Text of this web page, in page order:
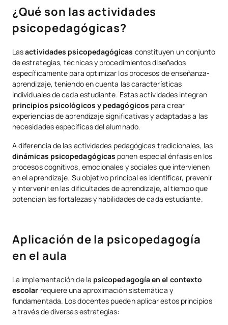
Juegos psicopedagógicos: aprendizaje lúdico
Recursos psicopedagógicos fundamentales
Implementación práctica: ejemplos concretos
Tu futuro profesional comienza con la especialización adecuada
¿Por qué especializarte en psicopedagogía?
El Máster en Psicopedagogía de la UAX: Tu puerta de entrada a la
excelencia profesional
¿Qué son las actividades
psicopedagógicas?
Lasactividades psicopedagógicas constituyen un conjunto
de estrategias, técnicas y procedimientos diseñados
específicamente para optimizar los procesos de enseñanza-
aprendizaje, teniendo en cuenta las características
individuales de cada estudiante. Estas actividades integran
principios psicológicos y pedagógicos para crear
experiencias de aprendizaje significativas y adaptadas a las
necesidades específicas del alumnado.
A diferencia de las actividades pedagógicas tradicionales, las
dinámicas psicopedagógicas ponen especial énfasis en los
procesos cognitivos, emocionales y sociales que intervienen
en el aprendizaje. Su objetivo principal es identificar, prevenir
y intervenir en las dificultades de aprendizaje, al tiempo que
potencian las fortalezas y habilidades de cada estudiante.
Aplicación de la psicopedagogía
en el aula
La implementación de la psicopedagogía en el contexto
escolar requiere una aproximación sistemática y
fundamentada. Los docentes pueden aplicar estos principios
a través de diversas estrategias: